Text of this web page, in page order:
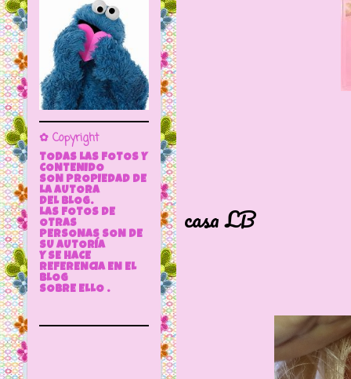
casa LB
✿ Copyright
TODAS LAS FOTOS Y
CONTENIDO
SON PROPIEDAD DE
LA AUTORA
DEL BLOG.
LAS FOTOS DE
OTRAS
PERSONAS SON DE
SU AUTORÍA
Y SE HACE
REFERENCIA EN EL
BLOG
SOBRE ELLO .